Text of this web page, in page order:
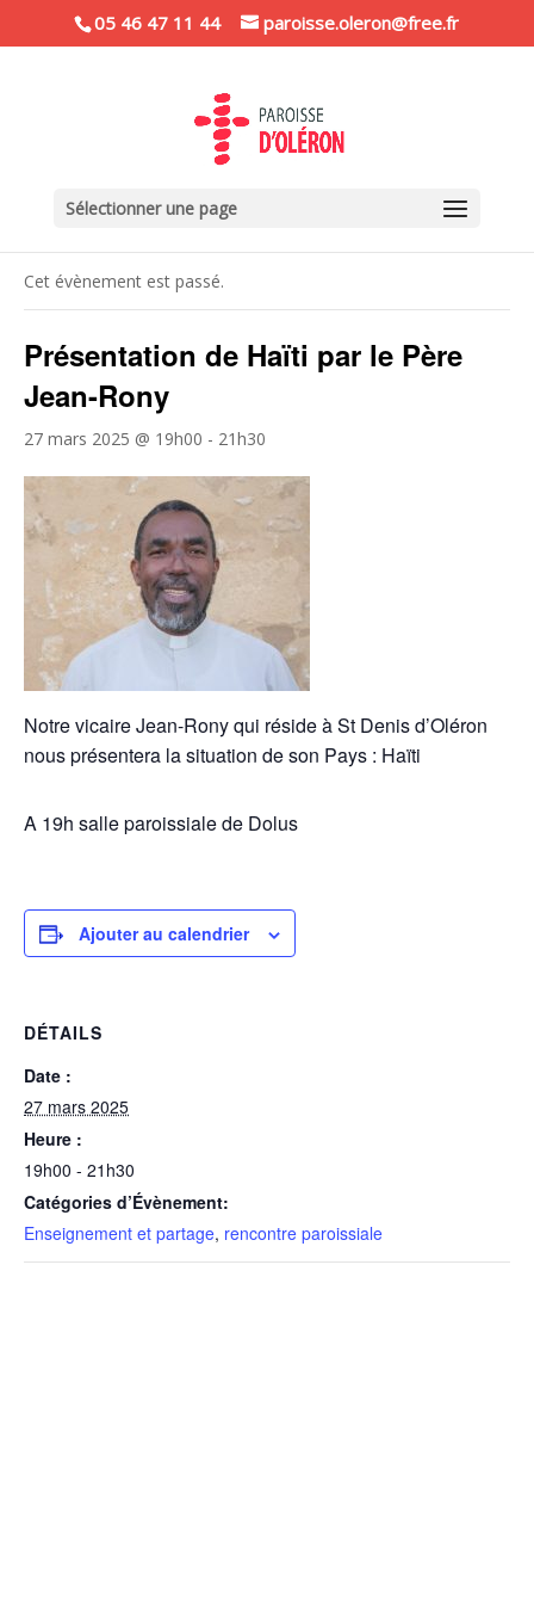
05 46 47 11 44 paroisse.oleron@free.fr
Sélectionner une page
« Tous les Évènements
Cet évènement est passé.
Présentation de Haïti par le Père
Jean-Rony
27 mars 2025 @ 19h00 - 21h30
Notre vicaire Jean-Rony qui réside à St Denis d’Oléron
nous présentera la situation de son Pays : Haïti
A 19h salle paroissiale de Dolus
Ajouter au calendrier
DÉTAILS
Date :
27 mars 2025
Heure :
19h00 - 21h30
Catégories d’Évènement:
Enseignement et partage, rencontre paroissiale